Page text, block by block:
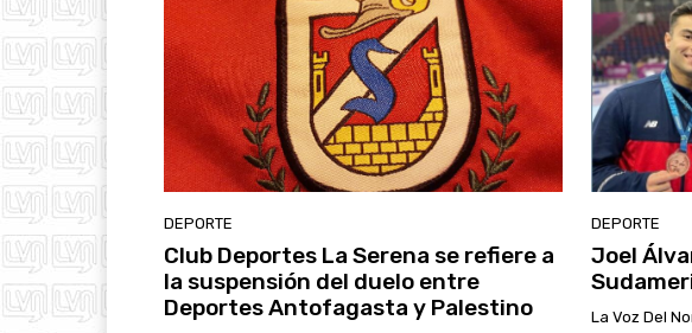
DEPORTE
Club Deportes La Serena se refiere a
la suspensión del duelo entre
Deportes Antofagasta y Palestino
DEPORTE
Joel
La Voz Del